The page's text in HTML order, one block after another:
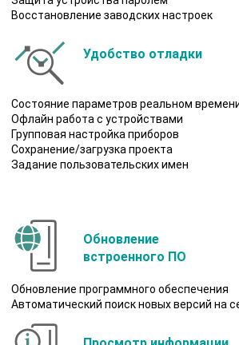
Восстановление заводских настроек
Удобство отладки
Состояние параметров реальном
Офлайн работа с устройствами
Групповая настройка приборов
Сохранение/загрузка проекта
Задание пользовательских имен
Обновление
встроенного ПО
Обновление программного обеспечения
Автоматический поиск новых версий на